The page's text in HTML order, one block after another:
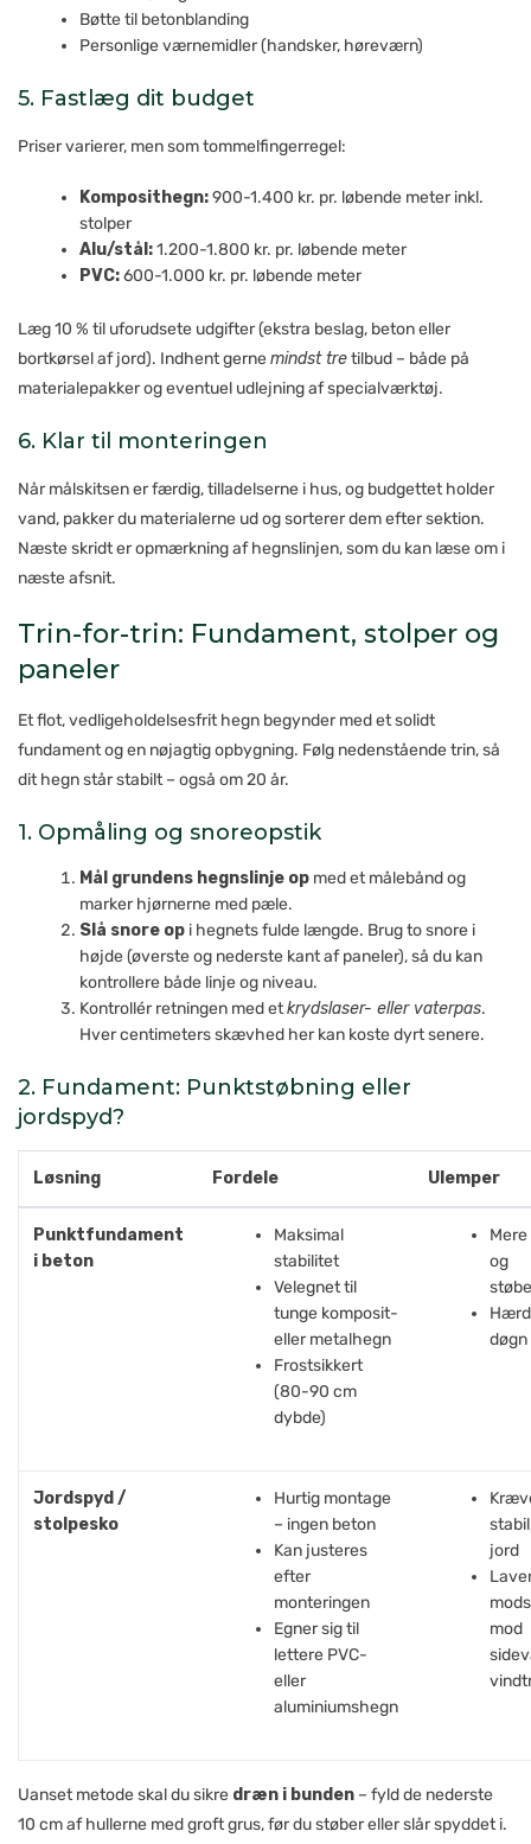
Bøtte til betonblanding
Personlige værnemidler (handsker, høreværn)
5. Fastlæg dit budget
Priser varierer, men som tommelfingerregel:
Komposithegn:900-1.400 kr. pr. løbende meter inkl.
stolper
Alu/stål:1.200-1.800 kr. pr. løbende meter
PVC:600-1.000 kr. pr. løbende meter
Læg 10 % til uforudsete udgifter (ekstra beslag, beton eller
bortkørsel af jord). Indhent gernemindst tretilbud – både på
materialepakker og eventuel udlejning af specialværktøj.
6. Klar til monteringen
Når målskitsen er færdig, tilladelserne i hus, og budgettet holder
vand, pakker du materialerne ud og sorterer dem efter sektion.
Næste skridt er opmærkning af hegnslinjen, som du kan læse om i
næste afsnit.
Trin-for-trin: Fundament, stolper og
paneler
Et flot, vedligeholdelsesfrit hegn begynder med et solidt
fundament og en nøjagtig opbygning. Følg nedenstående trin, så
dit hegn står stabilt – også om 20 år.
1. Opmåling og snoreopstik
Mål grundens hegnslinje op med et målebånd og
marker hjørnerne med pæle.
Slå snore op i hegnets fulde længde. Brug to snore i
højde (øverste og nederste kant af paneler), så du kan
kontrollere både linje og niveau.
Kontrollér retningen med etkrydslaser- eller vaterpas.
Hver centimeters skævhed her kan koste dyrt senere.
2. Fundament: Punktstøbning eller
jordspyd?
Løsning Fordele Ulemper
Punktfundament
i beton
Maksimal
stabilitet
Velegnet til
tunge komposit-
eller metalhegn
Frostsikkert
(80-90 cm
dybde)
og
døgn
Jordspyd /
stolpesko
Hurtig montage
– ingen beton
Kan justeres
efter
monteringen
Egner sig til
lettere PVC-
eller
aluminiumshegn
jord
mod
Uanset metode skal du sikre dræn i bunden – fyld de nederste
10 cm af hullerne med groft grus, før du støber eller slår spyddet i.